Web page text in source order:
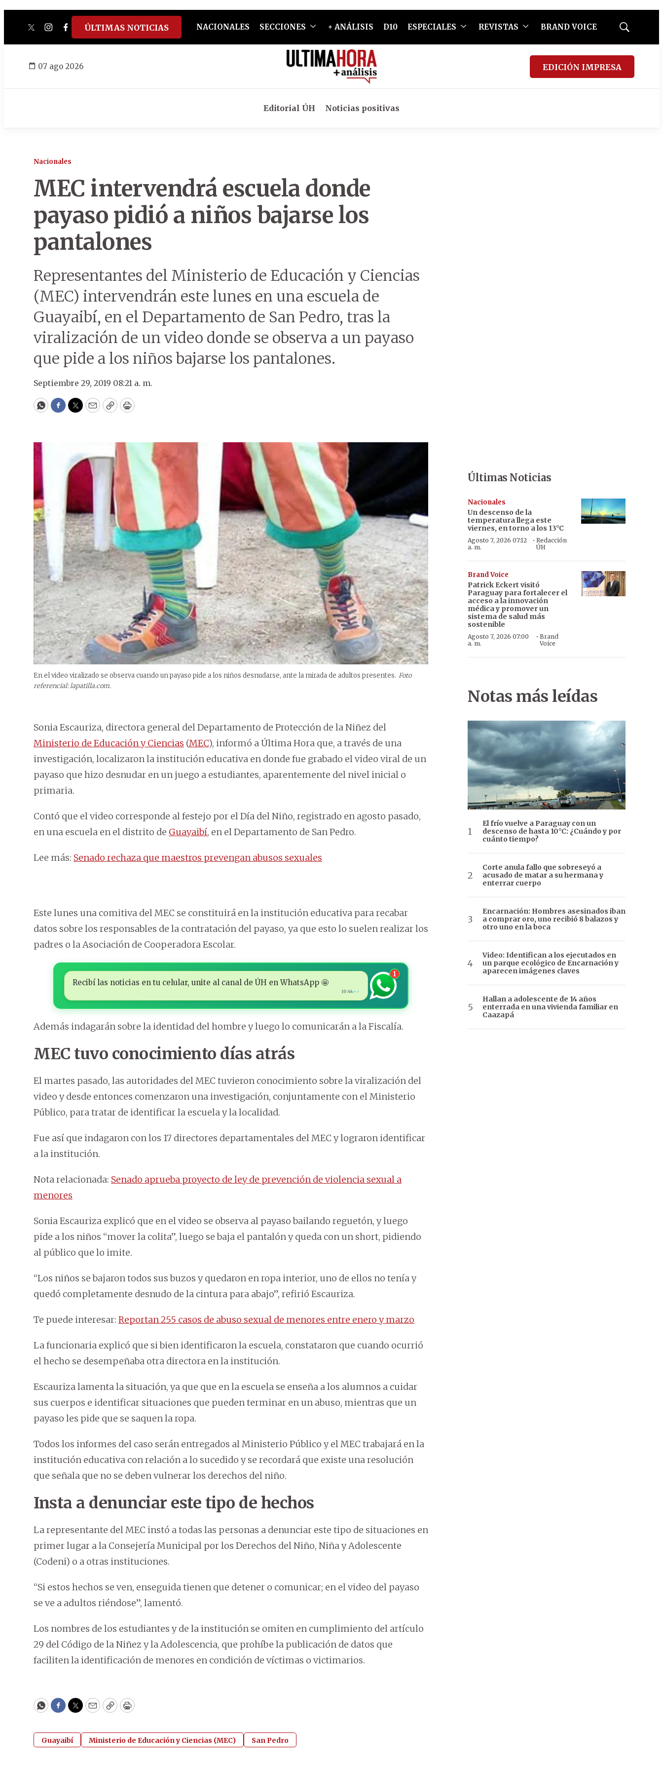
twitterinstagram
facebook
tiktokyoutube
spotify
ÚLTIMAS NOTICIAS NACIONALES SECCIONES + ANÁLISIS D10 ESPECIALES REVISTAS BRAND VOICE
Mostrar
07 ago 2026 EDICIÓN IMPRESA
Editorial ÚH Noticias positivas
Nacionales
MEC intervendrá escuela donde
payaso pidió a niños bajarse los
pantalones
Representantes del Ministerio de Educación y Ciencias
(MEC) intervendrán este lunes en una escuela de
Guayaibí, en el Departamento de San Pedro, tras la
viralización de un video donde se observa a un payaso
que pide a los niños bajarse los pantalones.
Septiembre 29, 2019 08:21 a. m.
WhatsApp
Facebook
Twitter
EmailCopyPrint
En el video viralizado se observa cuando un payaso pide a los niños desnudarse, ante la mirada de adultos presentes. Foto
referencial: lapatilla.com.
Sonia Escauriza, directora general del Departamento de Protección de la Niñez del
Ministerio de Educación y Ciencias (MEC), informó a Última Hora que, a través de una
investigación, localizaron la institución educativa en donde fue grabado el video viral de un
payaso que hizo desnudar en un juego a estudiantes, aparentemente del nivel inicial o
primaria.
Contó que el video corresponde al festejo por el Día del Niño, registrado en agosto pasado,
en una escuela en el distrito de Guayaibí, en el Departamento de San Pedro.
Lee más: Senado rechaza que maestros prevengan abusos sexuales
Este lunes una comitiva del MEC se constituirá en la institución educativa para recabar
datos sobre los responsables de la contratación del payaso, ya que esto lo suelen realizar los
padres o la Asociación de Cooperadora Escolar.
Recibí las noticias en tu celular, unite al canal de ÚH en WhatsApp 🤩
10:44✓✓
1
Además indagarán sobre la identidad del hombre y luego lo comunicarán a la Fiscalía.
MEC tuvo conocimiento días atrás
El martes pasado, las autoridades del MEC tuvieron conocimiento sobre la viralización del
video y desde entonces comenzaron una investigación, conjuntamente con el Ministerio
Público, para tratar de identificar la escuela y la localidad.
Fue así que indagaron con los 17 directores departamentales del MEC y lograron identificar
a la institución.
Nota relacionada: Senado aprueba proyecto de ley de prevención de violencia sexual a
menores
Sonia Escauriza explicó que en el video se observa al payaso bailando reguetón, y luego
pide a los niños “mover la colita”, luego se baja el pantalón y queda con un short, pidiendo
al público que lo imite.
“Los niños se bajaron todos sus buzos y quedaron en ropa interior, uno de ellos no tenía y
quedó completamente desnudo de la cintura para abajo”, refirió Escauriza.
Te puede interesar: Reportan 255 casos de abuso sexual de menores entre enero y marzo
La funcionaria explicó que si bien identificaron la escuela, constataron que cuando ocurrió
el hecho se desempeñaba otra directora en la institución.
Escauriza lamenta la situación, ya que que en la escuela se enseña a los alumnos a cuidar
sus cuerpos e identificar situaciones que pueden terminar en un abuso, mientras que un
payaso les pide que se saquen la ropa.
Todos los informes del caso serán entregados al Ministerio Público y el MEC trabajará en la
institución educativa con relación a lo sucedido y se recordará que existe una resolución
que señala que no se deben vulnerar los derechos del niño.
Insta a denunciar este tipo de hechos
La representante del MEC instó a todas las personas a denunciar este tipo de situaciones en
primer lugar a la Consejería Municipal por los Derechos del Niño, Niña y Adolescente
(Codeni) o a otras instituciones.
“Si estos hechos se ven, enseguida tienen que detener o comunicar; en el video del payaso
se ve a adultos riéndose”, lamentó.
Los nombres de los estudiantes y de la institución se omiten en cumplimiento del artículo
29 del Código de la Niñez y la Adolescencia, que prohíbe la publicación de datos que
faciliten la identificación de menores en condición de víctimas o victimarios.
WhatsApp
Facebook
Twitter
EmailCopyPrint
Guayaibí Ministerio de Educación y Ciencias (MEC) San Pedro
Últimas Noticias
Nacionales
Un descenso de la
temperatura llega este
viernes, en torno a los 13°C
Agosto 7, 2026 07:12
a. m.
· Redacción
ÚH
Brand Voice
Patrick Eckert visitó
Paraguay para fortalecer el
acceso a la innovación
médica y promover un
sistema de salud más
sostenible
Agosto 7, 2026 07:00
a. m.
· Brand
Voice
Notas más leídas
El frío vuelve a Paraguay con un
descenso de hasta 10°C: ¿Cuándo y por
cuánto tiempo?
Corte anula fallo que sobreseyó a
acusado de matar a su hermana y
enterrar cuerpo
Encarnación: Hombres asesinados iban
a comprar oro, uno recibió 8 balazos y
otro uno en la boca
Video: Identifican a los ejecutados en
un parque ecológico de Encarnación y
aparecen imágenes claves
Hallan a adolescente de 14 años
enterrada en una vivienda familiar en
Caazapá